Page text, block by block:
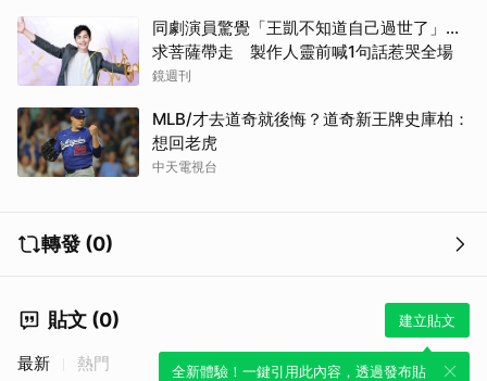
同劇演員驚覺「王凱不知道自己過世了」...
求菩薩帶走 製作人靈前喊1句話惹哭全場
鏡週刊
MLB/才去道奇就後悔？道奇新王牌史庫柏：
想回老虎
中天電視台
轉發 (0)
貼文 (0) 建立貼文
全新體驗！一鍵引用此內容，透過發布貼
最新 熱門